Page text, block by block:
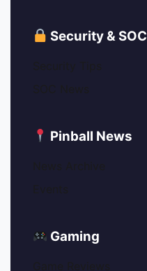
Security & SOC
Pinball News
Gaming